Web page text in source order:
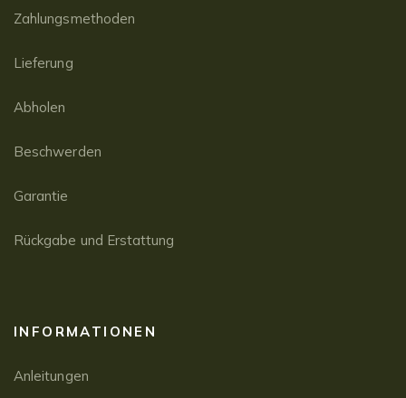
Zahlungsmethoden
Lieferung
Abholen
Beschwerden
Garantie
Rückgabe und Erstattung
INFORMATIONEN
Anleitungen